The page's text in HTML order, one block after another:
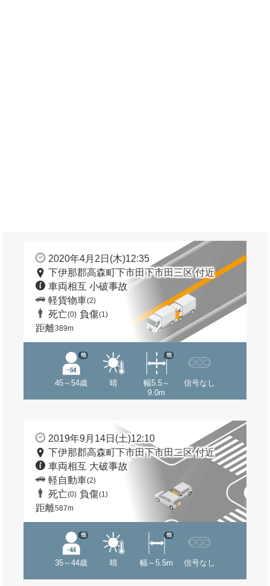
2020年4月2日(木)12:35
下伊那郡高森町下市田下市田三区 付近
車両相互 小破事故
軽貨物車(2)
死亡(0) 負傷(1)
距離389m
45～54歳
他
晴
幅5.5～
9.0m
他
信号なし
2019年9月14日(土)12:10
下伊那郡高森町下市田下市田二区 付近
車両相互 大破事故
軽自動車(2)
死亡(0) 負傷(1)
距離587m
35～44歳
他
晴 幅～5.5m
他
信号なし